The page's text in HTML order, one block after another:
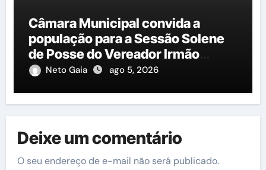
Câmara Municipal convida a
população para a Sessão Solene
de Posse do Vereador Irmão
Cícero
Neto Gaia ago 5, 2026
Deixe um comentário
O seu endereço de e-mail não será publicado.